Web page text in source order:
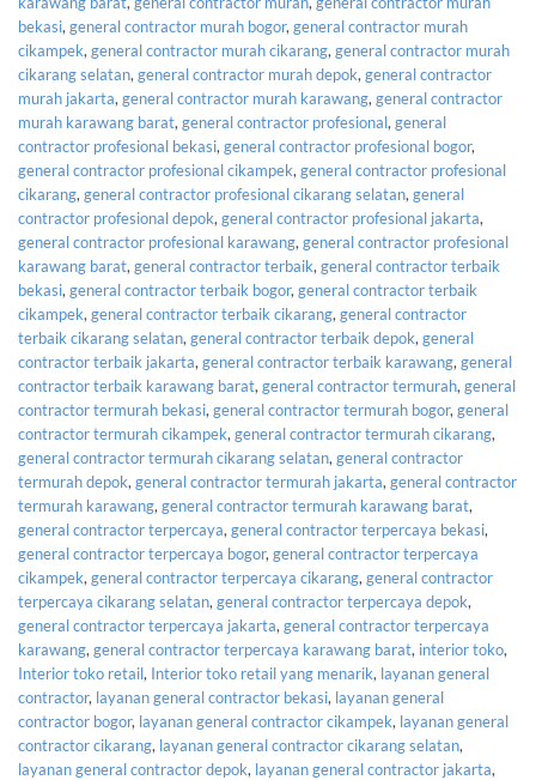
bekasi, general contractor murah bogor, general contractor murah
cikampek, general contractor murah cikarang, general contractor murah
cikarang selatan, general contractor murah depok, general contractor
murah jakarta, general contractor murah karawang, general contractor
murah karawang barat, general contractor profesional, general
contractor profesional bekasi, general contractor profesional bogor,
general contractor profesional cikampek, general contractor profesional
cikarang, general contractor profesional cikarang selatan, general
contractor profesional depok, general contractor profesional jakarta,
general contractor profesional karawang, general contractor profesional
karawang barat, general contractor terbaik, general contractor terbaik
bekasi, general contractor terbaik bogor, general contractor terbaik
cikampek, general contractor terbaik cikarang, general contractor
terbaik cikarang selatan, general contractor terbaik depok, general
contractor terbaik jakarta, general contractor terbaik karawang, general
contractor terbaik karawang barat, general contractor termurah, general
contractor termurah bekasi, general contractor termurah bogor, general
contractor termurah cikampek, general contractor termurah cikarang,
general contractor termurah cikarang selatan, general contractor
termurah depok, general contractor termurah jakarta, general contractor
termurah karawang, general contractor termurah karawang barat,
general contractor terpercaya, general contractor terpercaya bekasi,
general contractor terpercaya bogor, general contractor terpercaya
cikampek, general contractor terpercaya cikarang, general contractor
terpercaya cikarang selatan, general contractor terpercaya depok,
general contractor terpercaya jakarta, general contractor terpercaya
karawang, general contractor terpercaya karawang barat, interior toko,
Interior toko retail, Interior toko retail yang menarik, layanan general
contractor, layanan general contractor bekasi, layanan general
contractor bogor, layanan general contractor cikampek, layanan general
contractor cikarang, layanan general contractor cikarang selatan,
layanan general contractor depok, layanan general contractor jakarta,